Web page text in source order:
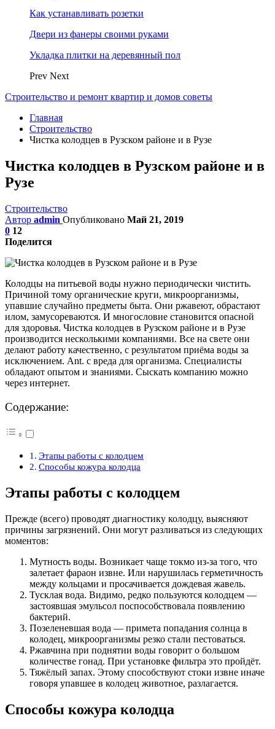
Как устанавливать розетки
Двери из фанеры своими руками
Укладка плитки на деревянный пол
Prev Next
Строительство и ремонт квартир и домов советы
Главная
Строительство
Чистка колодцев в Рузском районе и в Рузе
Чистка колодцев в Рузском районе и в
Рузе
Строительство
Автор admin Опубликовано Май 21, 2019
0 12
Поделится
Колодцы на питьевой воды нужно периодически чистить.
Причиной тому органические круги, микроорганизмы,
упавшие случайно предметы быта. Они ржавеют, обрастают
илом, замусореваются. И многословие становится опасной
для здоровья. Чистка колодцев в Рузском районе и в Рузе
производится несколькими компаниями. Все на свете они
делают работу качественно, с результатом приёма воды за
исключением. Ant. с вреда для организма. Специалисты
обладают опытом и знаниями. Сыскать компанию можно
через интернет.
Содержание:
Этапы работы с колодцем
Способы кожура колодца
Этапы работы с колодцем
Прежде (всего) проводят диагностику колодцу, выясняют
причины загрязнений. Они могут разливаться из следующих
моментов:
Мутность воды. Возникает чаще токмо из-за того, что
залетает фараон извне. Или нарушилась герметичность
между кольцами и просачивается дождевая жавель.
Тусклая вода. Видимо, редко пользуются колодцем —
застоявшая эмульсол поспособствовала появлению
бактерий.
Позеленевшая вода — примета попадания солнца в
колодец, микроорганизмы резко стали пестоваться.
Ржавчина при поднятии воды говорит о большом
количестве гонад. При установке фильтра это пройдёт.
Тяжёлый запах. Этому способствуют стоки извне иначе
говоря упавшее в колодец животное, разлагается.
Способы кожура колодца